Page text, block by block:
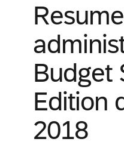
Budget
Edition
2018